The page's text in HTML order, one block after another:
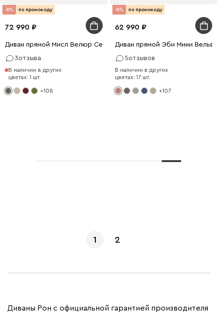
-8% по промокоду
72 990
Диван прямой Мисл Велюр Серый
3отзыва
В наличии в других
цветах: 1 шт.
+108
-8% по промокоду
62 990
Диван прямой Эби Мини
5отзывов
В наличии в других
цветах: 17 шт.
+107
1 2
Диваны Рон с официальной гарантией производителя